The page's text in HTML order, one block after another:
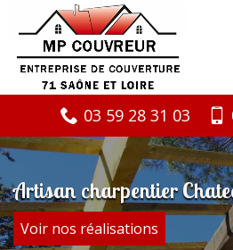
03 59 28 31 03
Artisan charpentier
Voir nos réalisations